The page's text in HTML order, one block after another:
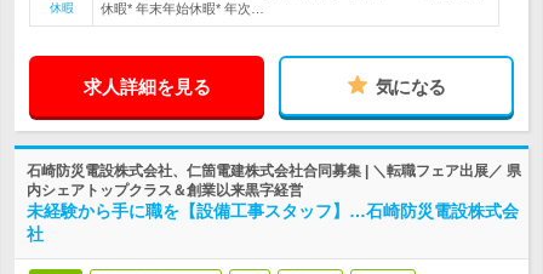
休暇
休暇* 年末年始休暇* 年次…
求人詳細を見る 気になる
石崎防災電設株式会社、仁箇電建株式会社合同募集 | ＼転職フェア出展／ 県
内シェアトップクラス＆創業以来黒字経営
未経験から手に職を【設備工事スタッフ】…石崎防災電設株式会
社